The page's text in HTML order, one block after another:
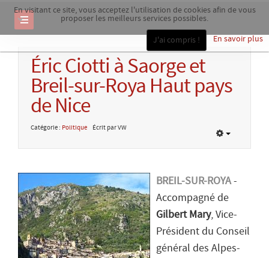
En visitant ce site, vous acceptez l'utilisation de cookies afin de vous
proposer les meilleurs services possibles.
En savoir plus
J'ai compris !
Éric Ciotti à Saorge et
Breil-sur-Roya Haut pays
de Nice
Catégorie : Politique Écrit par VW
BREIL-SUR-ROYA-
Accompagné de
Gilbert Mary, Vice-
Président du Conseil
général des Alpes-